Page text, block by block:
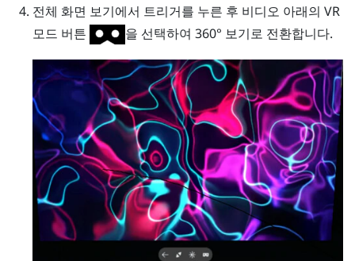
전체 화면 보기에서 트리거를 누른 후 비디오 아래의 VR
모드 버튼
을 선택하여 360° 보기로 전환합니다.